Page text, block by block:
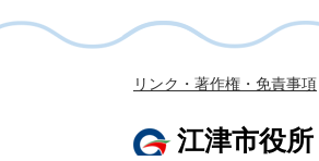
リンク・著作権・免責事項
江津市役所